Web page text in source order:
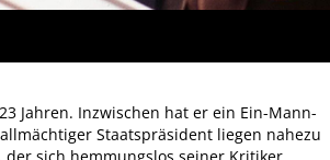
Jahren. Inzwischen hat er ein Ein-Mann-
Staatspräsident liegen nahezu